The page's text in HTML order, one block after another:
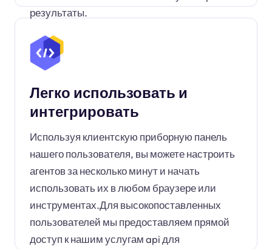
результаты.
Легко использовать и
интегрировать
Используя клиентскую приборную панель
нашего пользователя, вы можете настроить
агентов за несколько минут и начать
использовать их в любом браузере или
инструментах.Для высокопоставленных
пользователей мы предоставляем прямой
доступ к нашим услугам api для